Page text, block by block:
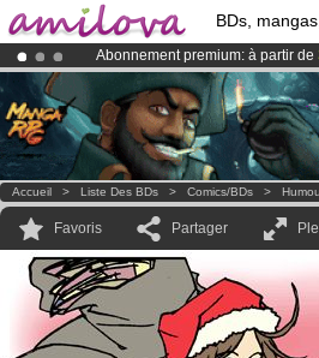
BDs,
Abonnement premium: à partir de
LeKickstarter Amilova est
Déjà 134393membreset 1208
Accueil > Liste Des BDs > Comics/BDs >
Favoris Partager